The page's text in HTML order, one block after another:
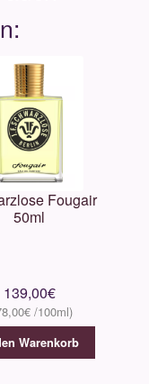
Fougair
50ml
139,00€
€
Warenkorb